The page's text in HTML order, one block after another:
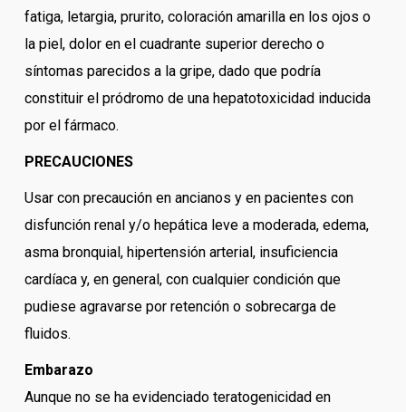
fatiga, letargia, prurito, coloración amarilla en los ojos o
la piel, dolor en el cuadrante superior derecho o
síntomas parecidos a la gripe, dado que podría
constituir el pródromo de una hepatotoxicidad inducida
por el fármaco.
PRECAUCIONES
Usar con precaución en ancianos y en pacientes con
disfunción renal y/o hepática leve a moderada, edema,
asma bronquial, hipertensión arterial, insuficiencia
cardíaca y, en general, con cualquier condición que
pudiese agravarse por retención o sobrecarga de
fluidos.
Embarazo
Aunque no se ha evidenciado teratogenicidad en